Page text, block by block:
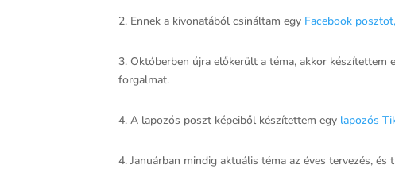
2. Ennek a kivonatából csináltam egy Facebook posztot,
3. Októberben újra előkerült a téma, akkor készítettem
forgalmat.
4. A lapozós poszt képeiből készítettem egy lapozós
4. Januárban mindig aktuális téma az éves tervezés,